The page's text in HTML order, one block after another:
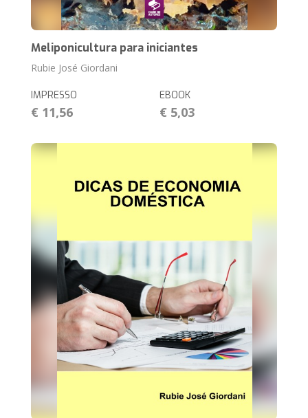
Meliponicultura para iniciantes
Rubie José Giordani
IMPRESSO
€ 11,56
EBOOK
€ 5,03